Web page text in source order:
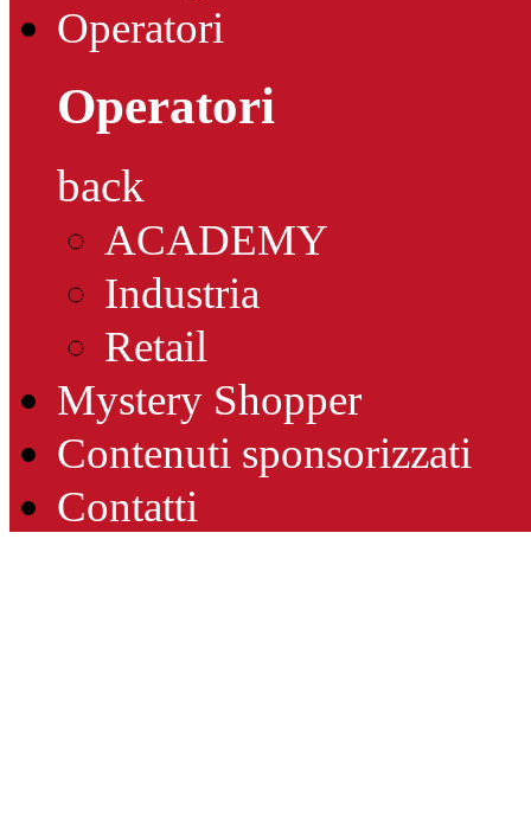
Operatori
Operatori
back
ACADEMY
Industria
Retail
Mystery Shopper
Contenuti sponsorizzati
Contatti